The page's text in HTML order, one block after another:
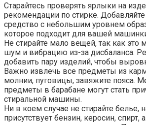
Старайтесь проверять ярлыки на
рекомендации по стирке. Добавляйте
средство с небольшим уровнем
которое подходит для вашей
Не стирайте мало вещей, так как это
шум и вибрацию из-за дисбаланса.
добавить пару изделий, чтобы
Важно извлечь все предметы из
молнии, пуговицы, завяжите пояса.
предметы в барабане могут стать
стиральной машины.
Ни в коем случае не стирайте белье,
присутствует бензин, керосин, спирт,